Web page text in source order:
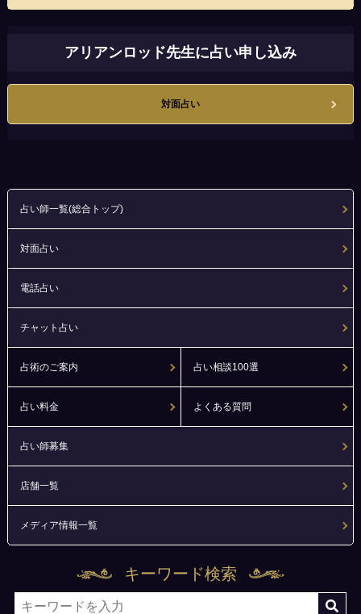
アリアンロッド先生に占い申し込み
対面占い
占い師一覧(総合トップ)
対面占い
電話占い
チャット占い
占術のご案内 占い相談100選
占い料金 よくある質問
占い師募集
店舗一覧
メディア情報一覧
キーワード検索